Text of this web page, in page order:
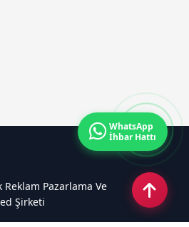
Reklam Pazarlama Ve
Şirketi
WhatsApp
İhbar Hattı